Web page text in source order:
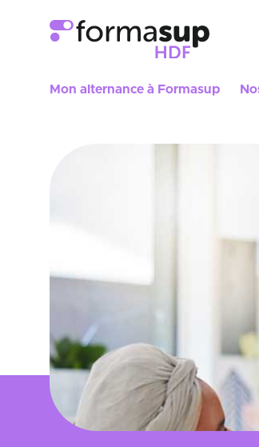
Mon alternance à Formasup